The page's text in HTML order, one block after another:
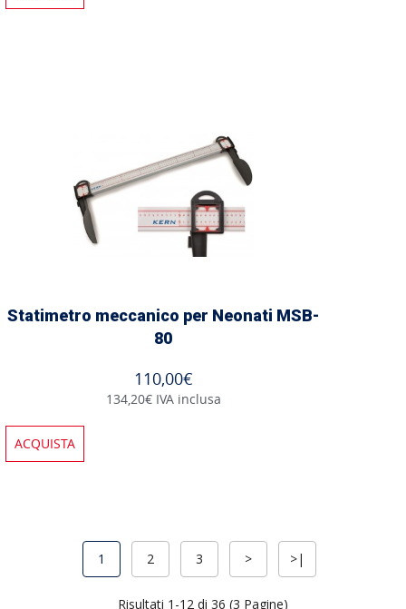
Statimetro meccanico per Neonati MSB-
80
110,00€
134,20€ IVA inclusa
ACQUISTA
1 2 3 > >|
Risultati 1-12 di 36 (3 Pagine)